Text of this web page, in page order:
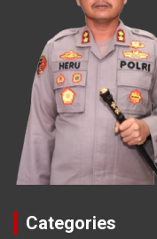
Categories